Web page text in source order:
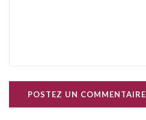
POSTEZ UN COMMENTAIRE